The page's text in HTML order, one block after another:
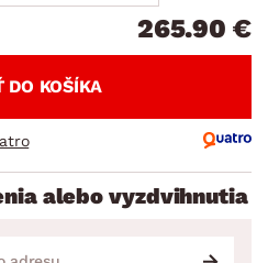
265.90 €
DO KOŠÍKA
alebo vyzdvihnutia